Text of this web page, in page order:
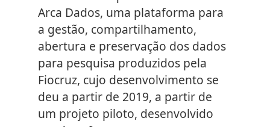
Arca Dados, uma plataforma para
a gestão, compartilhamento,
abertura e preservação dos dados
para pesquisa produzidos pela
Fiocruz, cujo desenvolvimento se
deu a partir de 2019, a partir de
um projeto piloto, desenvolvido